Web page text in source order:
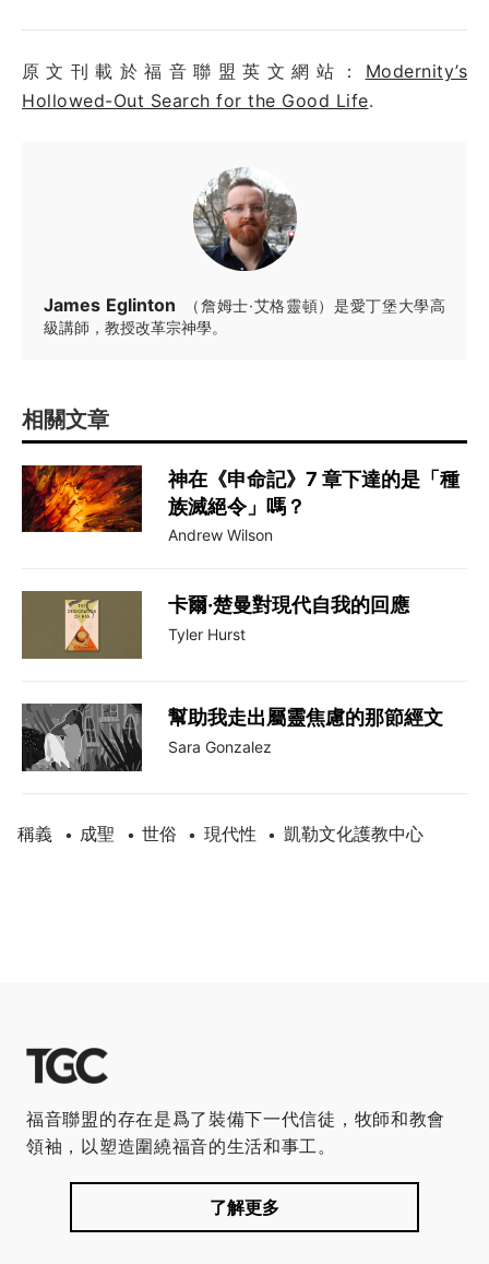
原文刊載於福音聯盟英文網站： Modernity’s
Hollowed-Out Search for the Good Life.
James Eglinton
（詹姆士·艾格靈頓）是愛丁堡大學高
級講師，教授改革宗神學。
相關文章
神在《申命記》7 章下達的是「種
族滅絕令」嗎？
Andrew Wilson
卡爾·楚曼對現代自我的回應
Tyler Hurst
幫助我走出屬靈焦慮的那節經文
Sara Gonzalez
稱義 • 成聖 • 世俗 • 現代性 • 凱勒文化護教中心
福音聯盟的存在是爲了裝備下一代信徒，牧師和教會
領袖，以塑造圍繞福音的生活和事工。
了解更多